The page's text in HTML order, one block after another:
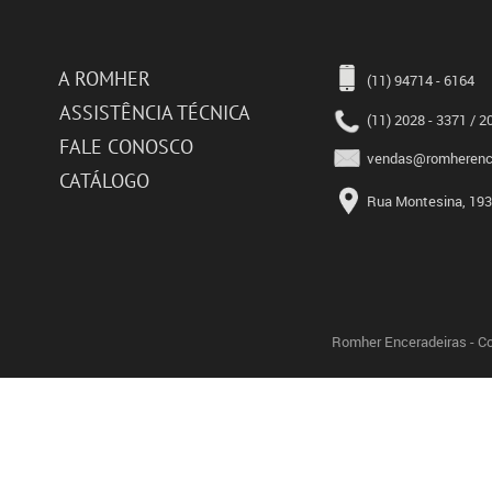
A ROMHER
ASSISTÊNCIA TÉCNICA
FALE CONOSCO
CATÁLOGO
(11) 94714 - 6164
Romher Enceradeiras -
(11) 2028 - 3371 /
Rua Montesina,